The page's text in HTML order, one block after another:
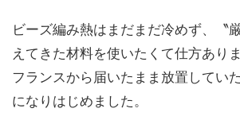
ビーズ編み熱はまだまだ冷めず、〝
えてきた材料を使いたくて仕方ありま
フランスから届いたまま放置してい
になりはじめました。